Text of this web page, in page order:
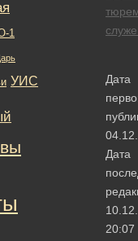
Дата
Дата
20:07
1
УИС